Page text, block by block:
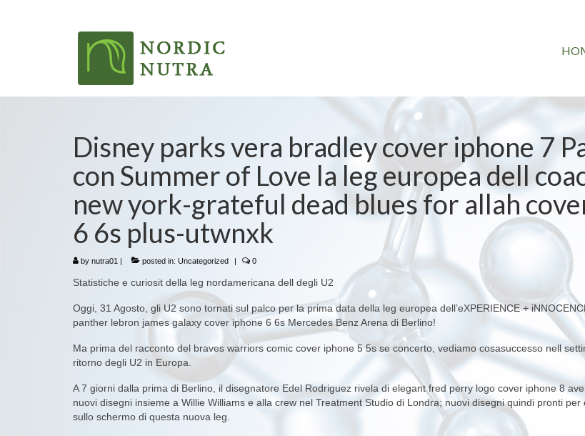
Disney parks vera bradley cover iphone 7
con Summer of Love la leg europea dell
new york-grateful dead blues for allah
6 6s plus-utwnxk
by nutra01 | posted in: Uncategorized | 0
Statistiche e curiosit della leg nordamericana dell degli U2
Oggi, 31 Agosto, gli U2 sono tornati sul palco per la prima data della leg europea dell’eXPERIENCE +
panther lebron james galaxy cover iphone 6 6s Mercedes Benz Arena di Berlino!
Ma prima del racconto del braves warriors comic cover iphone 5 5s se concerto, vediamo cosasuccesso nell
ritorno degli U2 in Europa.
A 7 giorni dalla prima di Berlino, il disegnatore Edel Rodriguez rivela di elegant fred perry logo cover iphone 8
nuovi disegni insieme a Willie Williams e alla crew nel Treatment Studio di Londra; nuovi disegni quindi pronti per
sullo schermo di questa nuova leg.